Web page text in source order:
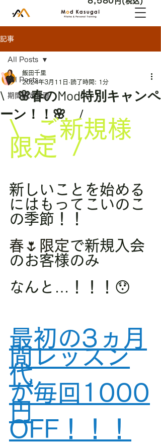
記事
All Posts
期間限定企画
All Posts
\ 🌸春のMod特別キャンペ
ーン！！🌸 /
飯田千里
2024年3月11日 読了時間: 1分
\  ご新規様
限定  /
新しいことを始める
にはもってこいのこ
の季節！！
春🌷限定で新規入会
のお客様のみ
なんと…！！！😯
最初の3ヵ月
間レッスン
代
が毎回1000
円
OFF！！！